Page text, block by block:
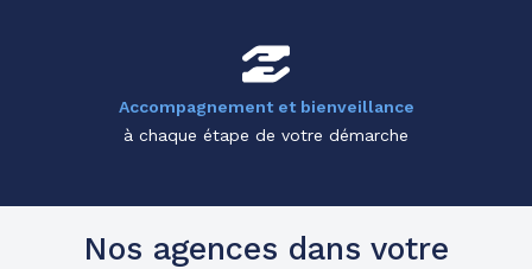
Accompagnement et bienveillance
à chaque étape de votre démarche
Nos agences dans votre